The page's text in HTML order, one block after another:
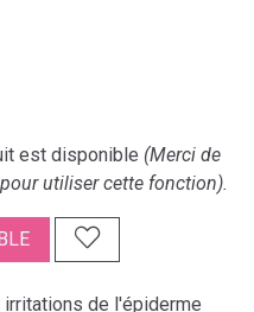
est disponible (Merci de
utiliser cette fonction).
irritations de l'épiderme